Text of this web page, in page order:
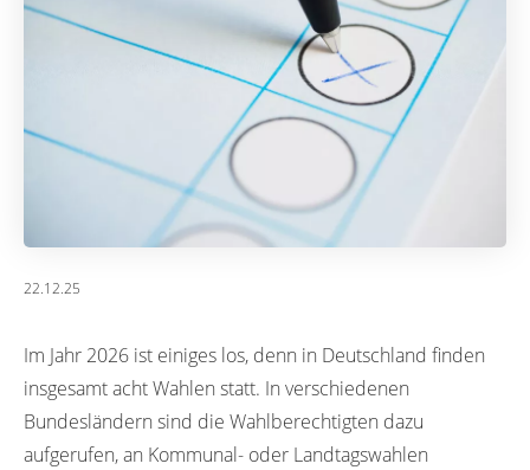
22.12.25
Im Jahr 2026 ist einiges los, denn in Deutschland finden
insgesamt acht Wahlen statt. In verschiedenen
Bundesländern sind die Wahlberechtigten dazu
aufgerufen, an Kommunal- oder Landtagswahlen